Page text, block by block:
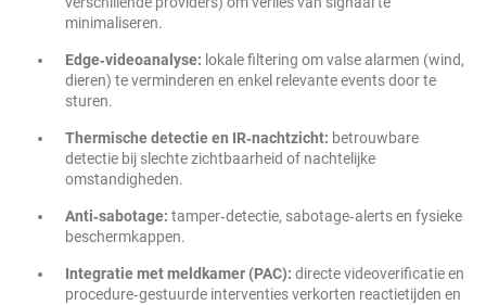
minimaliseren.
Edge‑videoanalyse: lokale filtering om valse alarmen (wind,
dieren) te verminderen en enkel relevante events door te
sturen.
Thermische detectie en IR‑nachtzicht: betrouwbare
detectie bij slechte zichtbaarheid of nachtelijke
omstandigheden.
Anti‑sabotage: tamper‑detectie, sabotage‑alerts en fysieke
beschermkappen.
Integratie met meldkamer (PAC): directe videoverificatie en
procedure‑gestuurde interventies verkorten reactietijden en